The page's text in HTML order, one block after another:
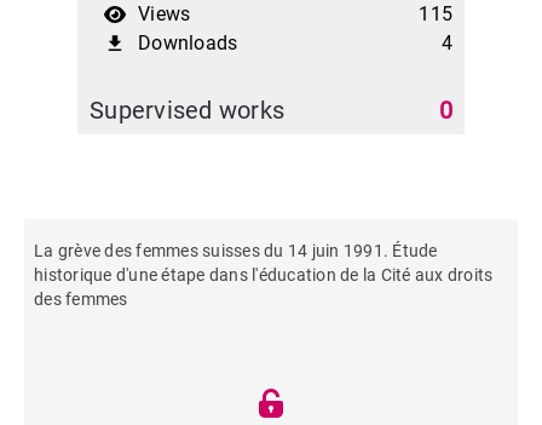
Views 115
file_download Downloads 4
Supervised works 0
La grève des femmes suisses du 14 juin 1991. Étude
historique d'une étape dans l'éducation de la Cité aux droits
des femmes